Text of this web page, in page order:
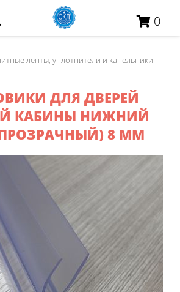
0
ленты, уплотнители и капельники
ДЛЯ ДВЕРЕЙ
КАБИНЫ НИЖНИЙ
8 ММ